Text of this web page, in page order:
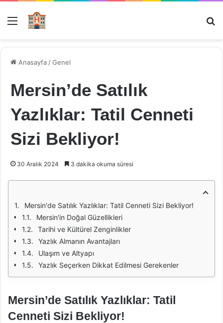
Menü
Anasayfa /Genel
Mersin’de Satılık
Yazlıklar: Tatil Cenneti
Sizi Bekliyor!
30 Aralık 2024 3 dakika okuma süresi
Mersin'de Satılık Yazlıklar: Tatil Cenneti Sizi Bekliyor!
Mersin'in Doğal Güzellikleri
Tarihi ve Kültürel Zenginlikler
Yazlık Almanın Avantajları
Ulaşım ve Altyapı
Yazlık Seçerken Dikkat Edilmesi Gerekenler
Mersin’de Satılık Yazlıklar: Tatil
Cenneti Sizi Bekliyor!